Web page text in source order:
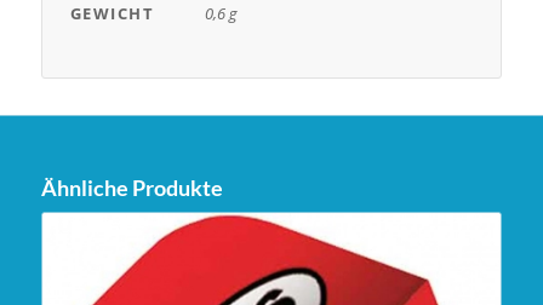
GEWICHT
0,6 g
Ähnliche Produkte